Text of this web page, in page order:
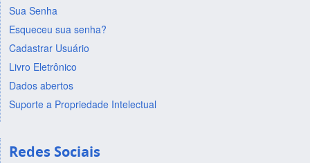
Sua Senha
Esqueceu sua senha?
Cadastrar Usuário
Livro Eletrônico
Dados abertos
Suporte a Propriedade Intelectual
Redes Sociais